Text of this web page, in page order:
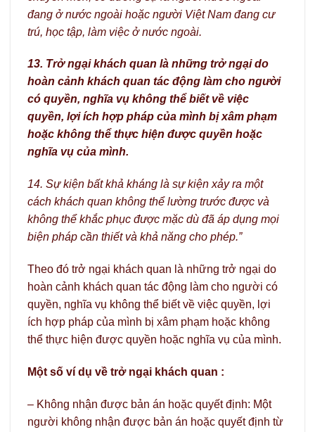
đang ở nước ngoài hoặc người Việt Nam đang cư
trú, học tập, làm việc ở nước ngoài.
13. Trở ngại khách quan là những trở ngại do
hoàn cảnh khách quan tác động làm cho người
có quyền, nghĩa vụ không thể biết về việc
quyền, lợi ích hợp pháp của mình bị xâm phạm
hoặc không thể thực hiện được quyền hoặc
nghĩa vụ của mình.
14. Sự kiện bất khả kháng là sự kiện xảy ra một
cách khách quan không thể lường trước được và
không thể khắc phục được mặc dù đã áp dụng mọi
biện pháp cần thiết và khả năng cho phép.”
Theo đó trở ngại khách quan là những trở ngại do
hoàn cảnh khách quan tác động làm cho người có
quyền, nghĩa vụ không thể biết về việc quyền, lợi
ích hợp pháp của mình bị xâm phạm hoặc không
thể thực hiện được quyền hoặc nghĩa vụ của mình.
Một số ví dụ về trở ngại khách quan :
– Không nhận được bản án hoặc quyết định: Một
người không nhận được bản án hoặc quyết định từ